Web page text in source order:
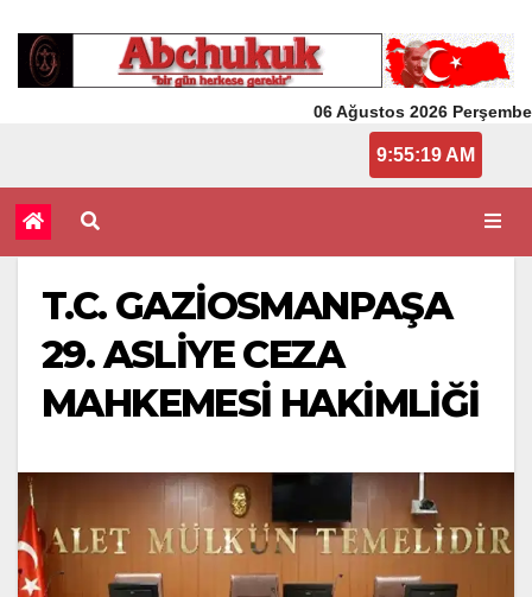
06 Ağustos 2026 Perşembe
9:55:20 AM
T.C. GAZİOSMANPAŞA
29. ASLİYE CEZA
MAHKEMESİ HAKİMLİĞİ